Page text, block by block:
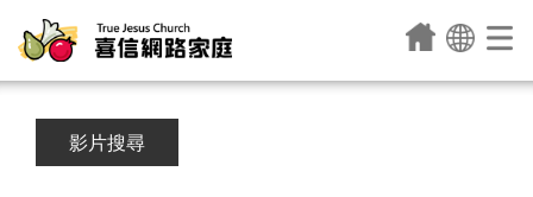
影片搜尋